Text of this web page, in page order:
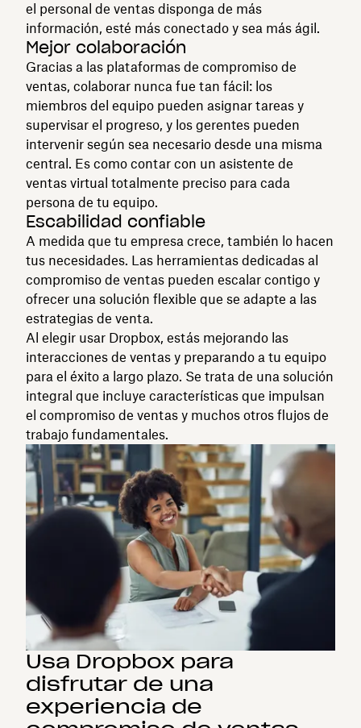
el personal de ventas disponga de más
información, esté más conectado y sea más ágil.
Mejor colaboración
Gracias a las plataformas de compromiso de
ventas, colaborar nunca fue tan fácil: los
miembros del equipo pueden asignar tareas y
supervisar el progreso, y los gerentes pueden
intervenir según sea necesario desde una misma
central. Es como contar con un asistente de
ventas virtual totalmente preciso para cada
persona de tu equipo.
Escabilidad confiable
A medida que tu empresa crece, también lo hacen
tus necesidades. Las herramientas dedicadas al
compromiso de ventas pueden escalar contigo y
ofrecer una solución flexible que se adapte a las
estrategias de venta.
Al elegir usar Dropbox, estás mejorando las
interacciones de ventas y preparando a tu equipo
para el éxito a largo plazo. Se trata de una solución
integral que incluye características que impulsan
el compromiso de ventas y muchos otros flujos de
trabajo fundamentales.
Usa Dropbox para
disfrutar de una
experiencia de